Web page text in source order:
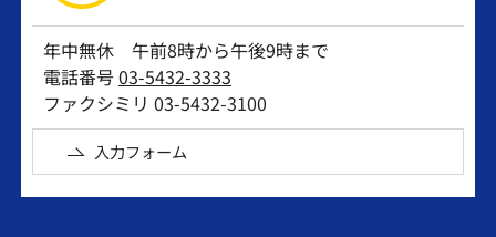
年中無休 午前8時から午後9時まで
電話番号03-5432-3333
ファクシミリ 03-5432-3100
入力フォーム